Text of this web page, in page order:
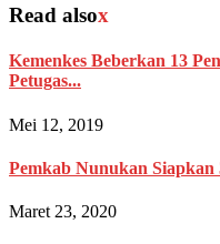
Read alsox
Kemenkes Beberkan 13
Petugas...
Mei 12, 2019
Pemkab Nunukan
Maret 23, 2020